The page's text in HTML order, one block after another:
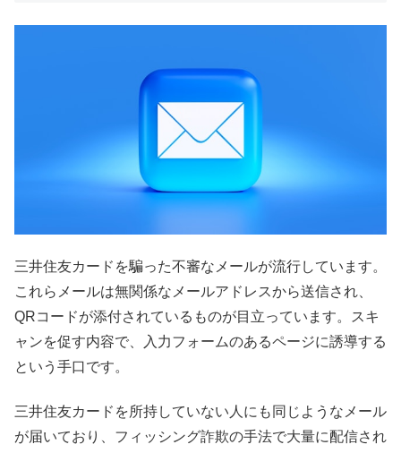
三井住友カードを騙った不審なメールが流行しています。
これらメールは無関係なメールアドレスから送信され、
QRコードが添付されているものが目立っています。スキ
ャンを促す内容で、入力フォームのあるページに誘導する
という手口です。
三井住友カードを所持していない人にも同じようなメール
が届いており、フィッシング詐欺の手法で大量に配信され